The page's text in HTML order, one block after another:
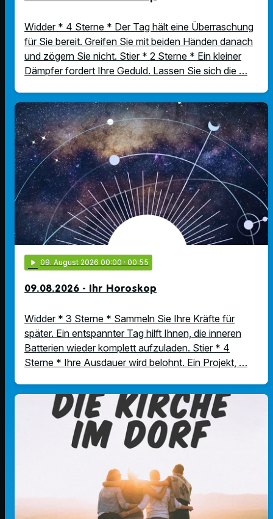
Widder * 4 Sterne * Der Tag hält eine Überraschung
für Sie bereit. Greifen Sie mit beiden Händen danach
und zögern Sie nicht. Stier * 2 Sterne * Ein kleiner
Dämpfer fordert Ihre Geduld. Lassen Sie sich die …
play_arrow 09. August 2026 00:00 · 00:55
09.08.2026 - Ihr Horoskop
Widder * 3 Sterne * Sammeln Sie Ihre Kräfte für
später. Ein entspannter Tag hilft Ihnen, die inneren
Batterien wieder komplett aufzuladen. Stier * 4
Sterne * Ihre Ausdauer wird belohnt. Ein Projekt, …